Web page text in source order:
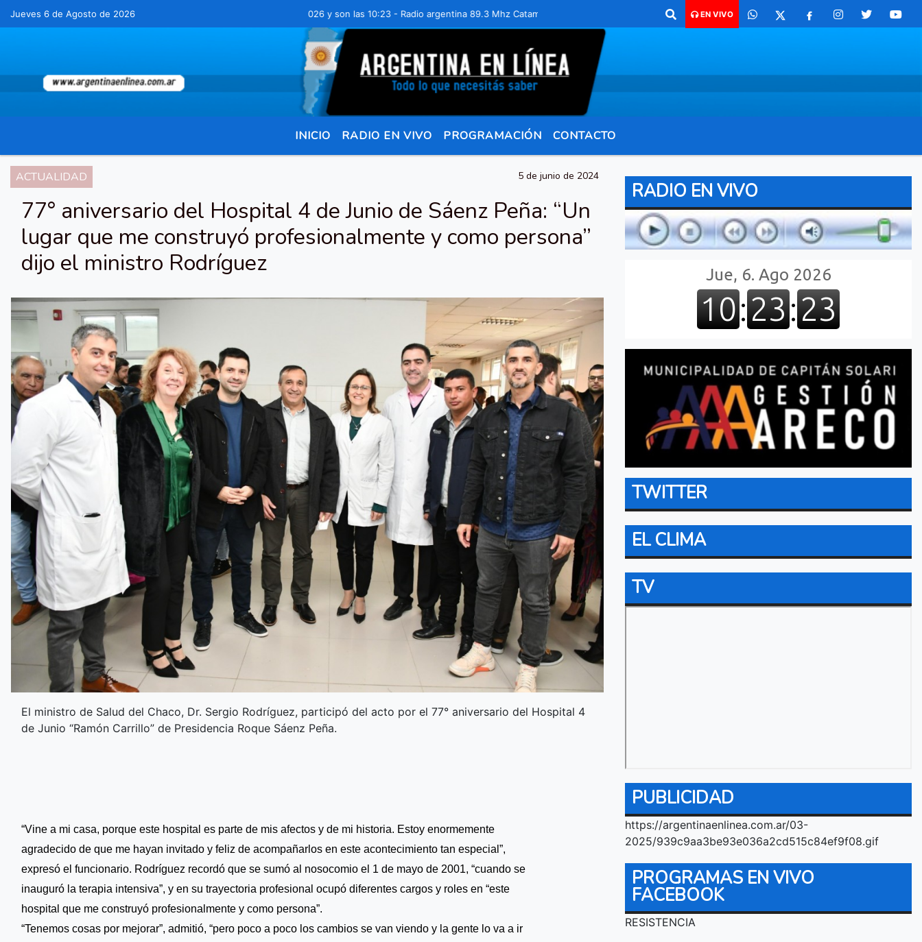
Jueves 6 de Agosto de 2026Hoy es Jueves 6 de Agosto de 2026 y son las 10:23 - Radio argentina 89.3 Mhz Catamarca 436 Resistencia Chaco para comunicarte 362 4879579 Radio argentina 89.3 Mhz
EN VIVO
INICIO RADIO EN VIVO PROGRAMACIÓN CONTACTO
ACTUALIDAD 5 de junio de 2024
77° aniversario del Hospital 4 de Junio de Sáenz Peña: “Un
lugar que me construyó profesionalmente y como persona”
dijo el ministro Rodríguez
El ministro de Salud del Chaco, Dr. Sergio Rodríguez, participó del acto por el 77° aniversario del Hospital 4
de Junio “Ramón Carrillo” de Presidencia Roque Sáenz Peña.
“Vine a mi casa, porque este hospital es parte de mis afectos y de mi historia. Estoy enormemente
agradecido de que me hayan invitado y feliz de acompañarlos en este acontecimiento tan especial”,
expresó el funcionario. Rodríguez recordó que se sumó al nosocomio el 1 de mayo de 2001, “cuando se
inauguró la terapia intensiva”, y en su trayectoria profesional ocupó diferentes cargos y roles en “este
hospital que me construyó profesionalmente y como persona”.
“Tenemos cosas por mejorar”, admitió, “pero poco a poco los cambios se van viendo y la gente lo va a ir
RADIO EN VIVO
TWITTER
EL CLIMA
TV
PUBLICIDAD
https://argentinaenlinea.com.ar/03-
2025/939c9aa3be93e036a2cd515c84ef9f08.gif
PROGRAMAS EN VIVO
FACEBOOK
RESISTENCIA